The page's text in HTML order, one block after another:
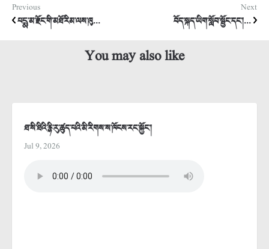
Previous
པདྨ་མ་རྫོང་གི་མཐོ་རིམ་ལས་ཁུ...
Next
བོད་སྐད་ཡིག་སློབ་སྦྱོང་དང་།...
You may also like
ཐ་སི་ཐིའི་རྙི་རུ་ཚུད་པའི་མི་རིགས་ས་ཁོངས་རང་སྐྱོང་།
Jul 9, 2026